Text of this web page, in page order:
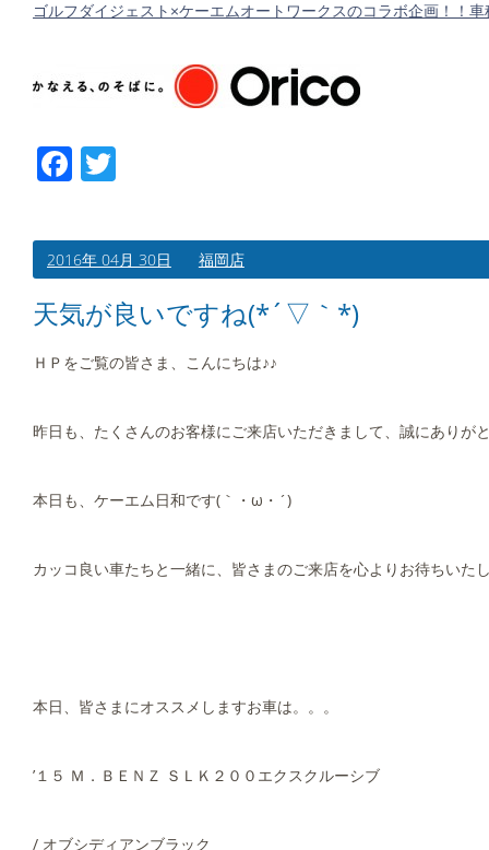
ゴルフダイジェスト×ケーエムオートワークスのコラボ企画！！
Facebook
2016年 04月 30日 福岡店
天気が良いですね(*´▽｀*)
ＨＰをご覧の皆さま、こんにちは♪♪
昨日も、たくさんのお客様にご来店いただきまして、誠にありが
本日も、ケーエム日和です(｀・ω・´)ゞ
カッコ良い車たちと一緒に、皆さまのご来店を心よりお待ちいた
本日、皆さまにオススメしますお車は。。。
’１５ Ｍ．ＢＥＮＺ ＳＬＫ２００エクスクルーシブ
/ オブシディアンブラック